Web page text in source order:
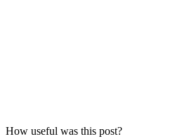
How useful was this post?